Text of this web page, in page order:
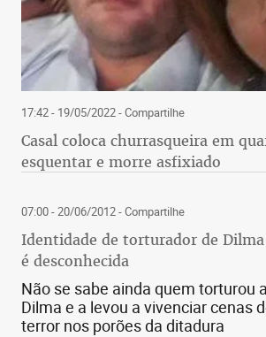
17:42 - 19/05/2022- Compartilhe
Casal coloca churrasqueira em
esquentar e morre asfixiado
07:00 - 20/06/2012- Compartilhe
Identidade de torturador de
é desconhecida
Não se sabe ainda quem torturou
Dilma e a levou a vivenciar cenas
terror nos porões da ditadura